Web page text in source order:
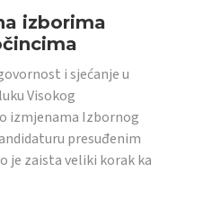
izborima
i sjećanje u
Visokog
izmjenama Izbornog
presuđenim
je zaista veliki korak ka